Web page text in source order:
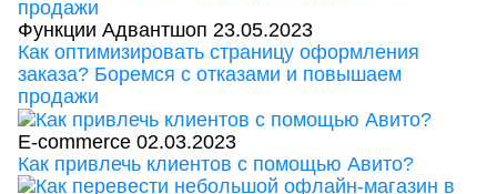
Функции Адвантшоп 23.05.2023
Как оптимизировать страницу оформления
заказа? Боремся с отказами и повышаем
продажи
E-commerce 02.03.2023
Как привлечь клиентов с помощью Авито?